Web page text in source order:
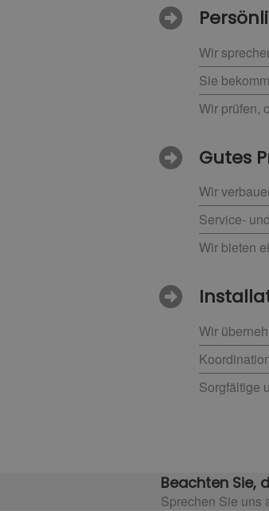
Wir
Sie
Wir prüfen,
Gutes
Wir
Service-
Wir bieten
Wir
Sorgfältige
Beachten Sie,
Sprechen Sie uns